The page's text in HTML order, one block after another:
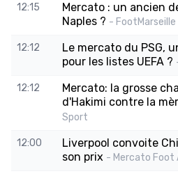
12:15
Mercato : un ancien
Naples ? - FootMarseille
12:12
Le mercato du PSG,
pour les listes UEFA ?
12:12
Mercato: la grosse
d'Hakimi contre la
Sport
12:00
Liverpool convoite
son prix - Mercato Foot